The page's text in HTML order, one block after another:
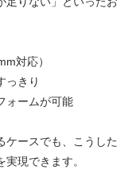
対応）
っきり
ォームが可能
ケースでも、こうした
現できます。